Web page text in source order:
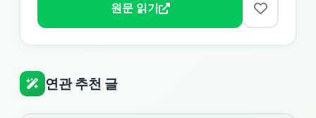
원문 읽기
연관 추천 글